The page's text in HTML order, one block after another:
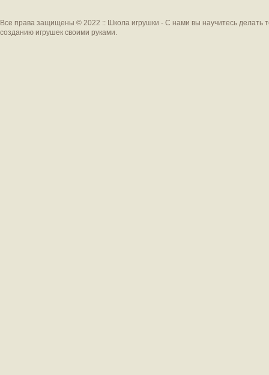
Все права защищены © 2022 :: Школа игрушки - С нами вы научитесь делать
созданию игрушек своими руками.